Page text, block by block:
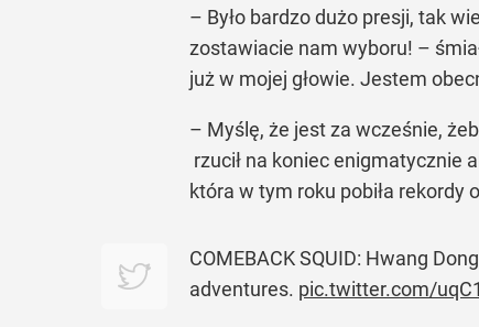
– Było bardzo dużo presji, tak
zostawiacie nam wyboru! –
już w mojej głowie. Jestem
– Myślę, że jest za wcześnie,
rzucił na koniec enigmatycznie
która w tym roku pobiła rekordy
COMEBACK SQUID: Hwang
adventures. pic.twitter.com/